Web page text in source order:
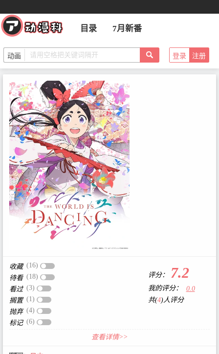
目录 7月新番
登录 注册
收藏 (16)
待看 (18)
看过 (3)
搁置 (1)
抛弃 (4)
标记 (6)
评分： 7.2
我的评分：
0.0
共(4)人评分
查看详情>>